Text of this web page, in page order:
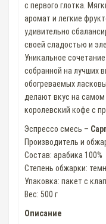
с первого глотка.
аромат и легкие
удивительно
своей сладостью и
Уникальное
собранной на лучших
обогреваемых
делают вкус на
королевский кофе с
Эспрессо смесь –
Производитель и
Состав: арабика 100%
Степень обжарки:
Упаковка: пакет с
Вес: 500 г
Описание